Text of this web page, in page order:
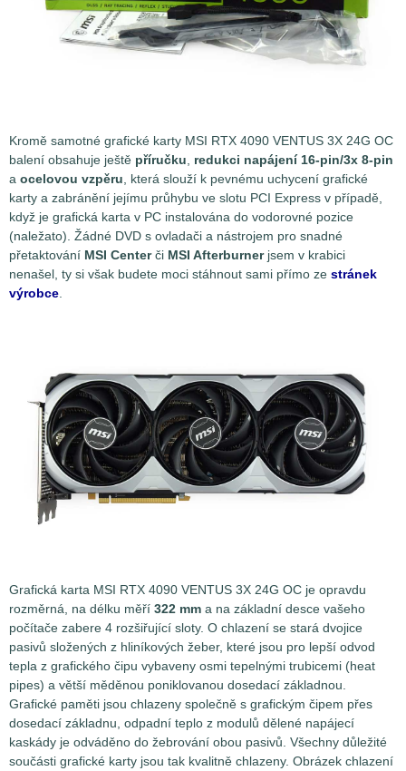
Kromě samotné grafické karty MSI RTX 4090 VENTUS 3X 24G OC
balení obsahuje ještě příručku, redukci napájení 16-pin/3x 8-pin
a ocelovou vzpěru, která slouží k pevnému uchycení grafické
karty a zabránění jejímu průhybu ve slotu PCI Express v případě,
když je grafická karta v PC instalována do vodorovné pozice
(naležato). Žádné DVD s ovladači a nástrojem pro snadné
přetaktování MSI Centerči MSI Afterburnerjsem v krabici
nenašel, ty si však budete moci stáhnout sami přímo ze stránek
výrobce.
Grafická karta MSI RTX 4090 VENTUS 3X 24G OC je opravdu
rozměrná, na délku měří 322 mm a na základní desce vašeho
počítače zabere 4 rozšiřující sloty. O chlazení se stará dvojice
pasivů složených z hliníkových žeber, které jsou pro lepší odvod
tepla z grafického čipu vybaveny osmi tepelnými trubicemi (heat
pipes) a větší měděnou poniklovanou dosedací základnou.
Grafické paměti jsou chlazeny společně s grafickým čipem přes
dosedací základnu, odpadní teplo z modulů dělené napájecí
kaskády je odváděno do žebrování obou pasivů. Všechny důležité
součásti grafické karty jsou tak kvalitně chlazeny. Obrázek chlazení